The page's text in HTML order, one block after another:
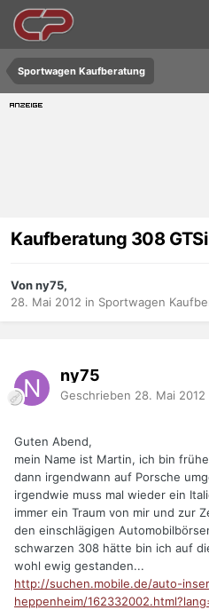
Sportwagen Kaufberatung
Kaufberatung 308 GTSi
Von ny75,
28. Mai 2012 in Sportwagen
ny75
Geschrieben 28. Mai 2012
Guten Abend,
mein Name ist Martin, ich bin
dann irgendwann auf Porsche
irgendwie muss mal wieder ein
immer ein Traum von mir und zur
den einschlägigen
schwarzen 308 hätte bin ich auf
wohl ewig gestanden...
http://suchen.mobile.de/auto-
heppenheim/